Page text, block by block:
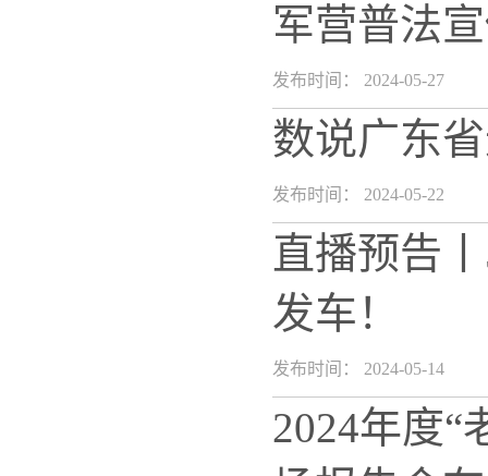
军营普法
发布时间： 2024-05-27
数说广东
发布时间： 2024-05-22
直播预告
发车！
发布时间： 2024-05-14
2024年度